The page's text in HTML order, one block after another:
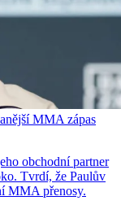
MMA zápas
obchodní partner
Tvrdí, že Paulův
MMA přenosy.